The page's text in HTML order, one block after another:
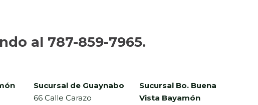
al 787-859-7965.
Sucursal de Guaynabo
66 Calle Carazo
Sucursal Bo. Buena
Vista Bayamón